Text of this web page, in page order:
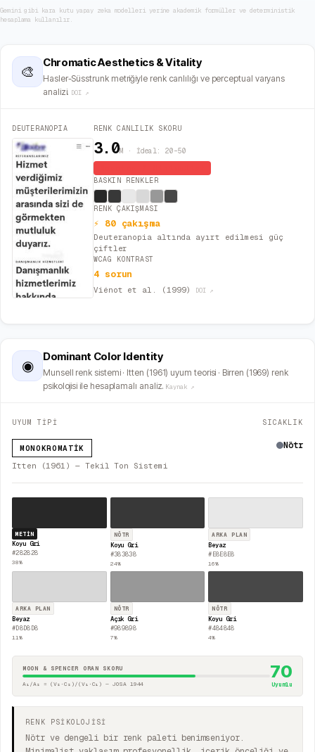
Gemini gibi kara kutu yapay zeka modelleri yerine akademik formüller ve deterministik
hesaplama kullanılır.
🎨
Chromatic Aesthetics & Vitality
Hasler-Süsstrunk metriğiyle renk canlılığı ve perceptual varyans
analizi. DOI ↗
DEUTERANOPIA RENK CANLILIK SKORU
3.0M · İdeal: 20–50
BASKIN RENKLER
RENK ÇAKIŞMASI
⚡ 80 çakışma
Deuteranopia altında ayırt edilmesi güç
çiftler
WCAG KONTRAST
4 sorun
Viénot et al. (1999) DOI ↗
◉
Dominant Color Identity
Munsell renk sistemi · Itten (1961) uyum teorisi · Birren (1969) renk
psikolojisi ile hesaplamalı analiz. Kaynak ↗
UYUM TİPİ
MONOKROMATIK
Itten (1961) — Tekil Ton Sistemi
SICAKLIK
Nötr
METIN
Koyu Gri
#282828
38%
NÖTR
Koyu Gri
#383838
24%
ARKA PLAN
Beyaz
#E8E8E8
16%
ARKA PLAN
Beyaz
#D8D8D8
11%
NÖTR
Açık Gri
#989898
7%
NÖTR
Koyu Gri
#484848
4%
MOON & SPENCER ORAN SKORU
A₁/A₂ = (V₂·C₂)/(V₁·C₁) — JOSA 1944
70
Uyumlu
RENK PSİKOLOJİSİ
Nötr ve dengeli bir renk paleti benimseniyor.